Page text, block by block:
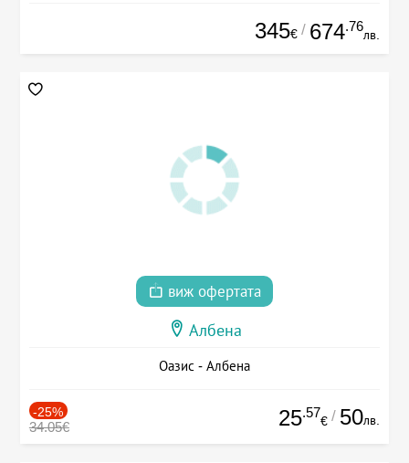
345€ / 674.76
лв.
виж офертата
Албена
Оазис - Албена
-25%
34.05€ 25.57
€ / 50лв.